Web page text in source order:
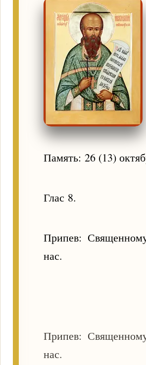
Память: 26 (13)
Глас 8.
Припев:
нас.
Припев:
нас.